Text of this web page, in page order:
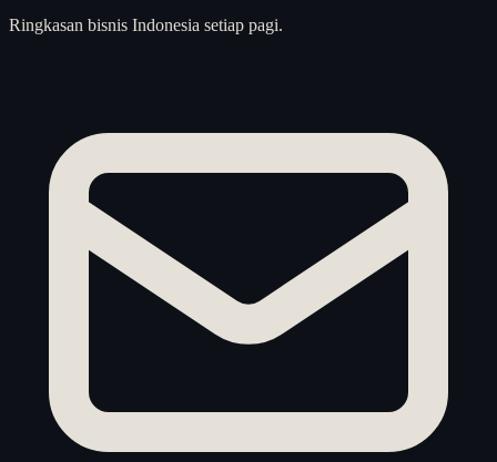
Ringkasan bisnis Indonesia setiap pagi.